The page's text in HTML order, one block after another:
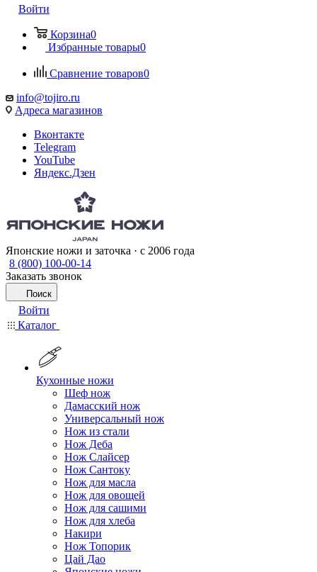
Войти
Корзина0
Избранные товары0
Сравнение товаров0
info@tojiro.ru
Адреса магазинов
Вконтакте
Telegram
YouTube
Яндекс.Дзен
Японские ножи и заточка · с 2006 года
8 (800) 100-00-14
Заказать звонок
Поиск
Войти
Каталог
Кухонные ножи
Шеф нож
Дамасский нож
Универсальный нож
Нож из стали
Нож Деба
Нож Слайсер
Нож Сантоку
Нож для масла
Нож для овощей
Нож для сашими
Нож для хлеба
Накири
Нож Топорик
Цай Дао